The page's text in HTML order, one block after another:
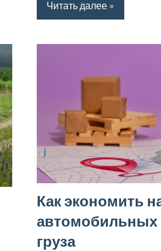
Читать далее
Как экономить
автомобильных
груза